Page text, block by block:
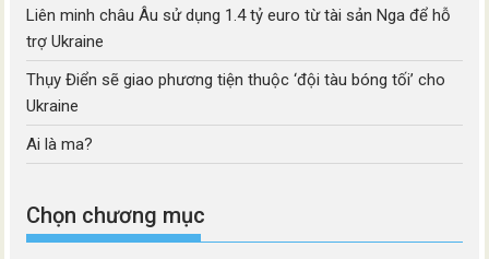
Liên minh châu Âu sử dụng 1.4 tỷ euro từ tài sản Nga để hỗ
trợ Ukraine
Thụy Điển sẽ giao phương tiện thuộc ‘đội tàu bóng tối’ cho
Ukraine
Ai là ma?
Chọn chương mục